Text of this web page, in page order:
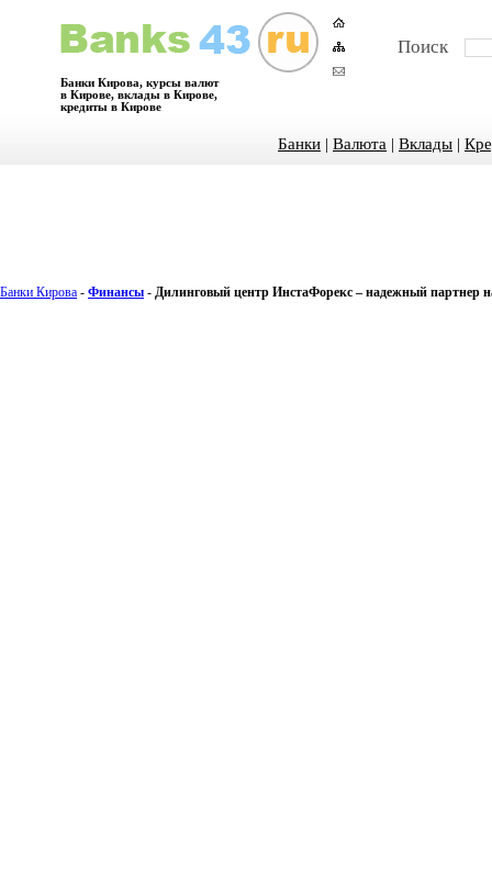
Банки Кирова, курсы валют
в Кирове, вклады в Кирове,
кредиты в Кирове
Поиск
Банки | Валюта | Вклады |
Банки Кирова - Финансы - Дилинговый центр ИнстаФорекс – надежный партнер